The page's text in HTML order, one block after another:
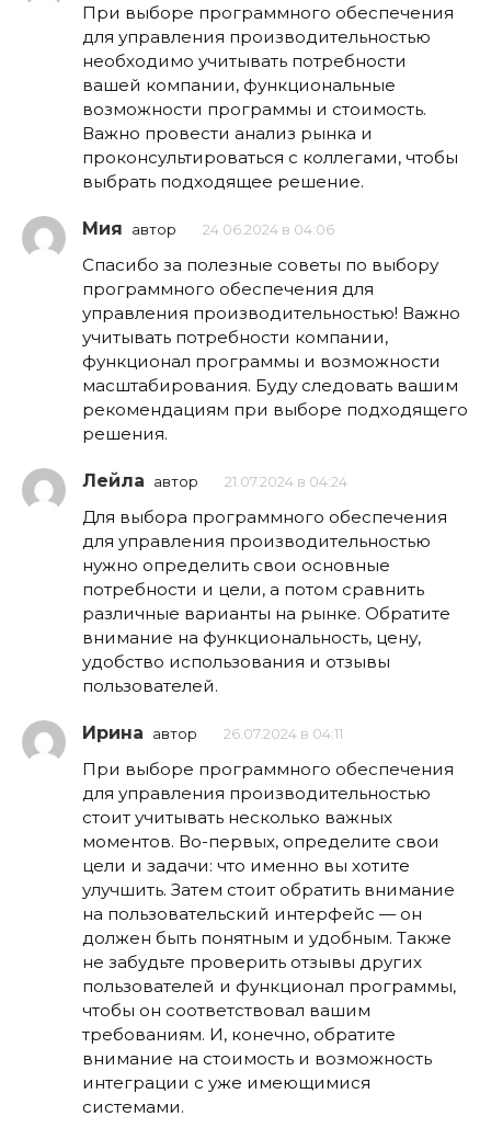
При выборе программного обеспечения
для управления производительностью
необходимо учитывать потребности
вашей компании, функциональные
возможности программы и стоимость.
Важно провести анализ рынка и
проконсультироваться с коллегами, чтобы
выбрать подходящее решение.
Мия автор 24.06.2024 в 04:06
Спасибо за полезные советы по выбору
программного обеспечения для
управления производительностью! Важно
учитывать потребности компании,
функционал программы и возможности
масштабирования. Буду следовать вашим
рекомендациям при выборе подходящего
решения.
Лейла автор 21.07.2024 в 04:24
Для выбора программного обеспечения
для управления производительностью
нужно определить свои основные
потребности и цели, а потом сравнить
различные варианты на рынке. Обратите
внимание на функциональность, цену,
удобство использования и отзывы
пользователей.
Ирина автор 26.07.2024 в 04:11
При выборе программного обеспечения
для управления производительностью
стоит учитывать несколько важных
моментов. Во-первых, определите свои
цели и задачи: что именно вы хотите
улучшить. Затем стоит обратить внимание
на пользовательский интерфейс — он
должен быть понятным и удобным. Также
не забудьте проверить отзывы других
пользователей и функционал программы,
чтобы он соответствовал вашим
требованиям. И, конечно, обратите
внимание на стоимость и возможность
интеграции с уже имеющимися
системами.